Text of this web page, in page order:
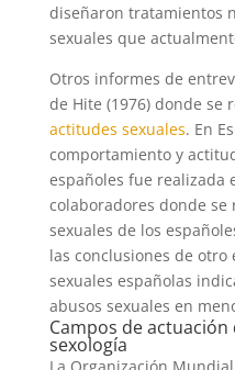
diseñaron tratamientos
sexuales que
Otros informes de
de Hite (1976) donde se
actitudes sexuales. En
comportamiento y
españoles fue realizada
colaboradores donde se
sexuales de los
las conclusiones de
sexuales españolas
abusos sexuales en
Campos de
sexología
La Organización